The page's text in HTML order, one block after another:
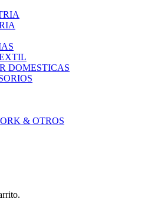
DOMESTICAS
& OTROS